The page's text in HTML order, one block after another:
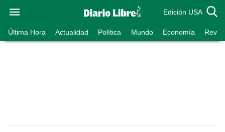
Edición USA
Última Hora Actualidad Política Mundo Economía